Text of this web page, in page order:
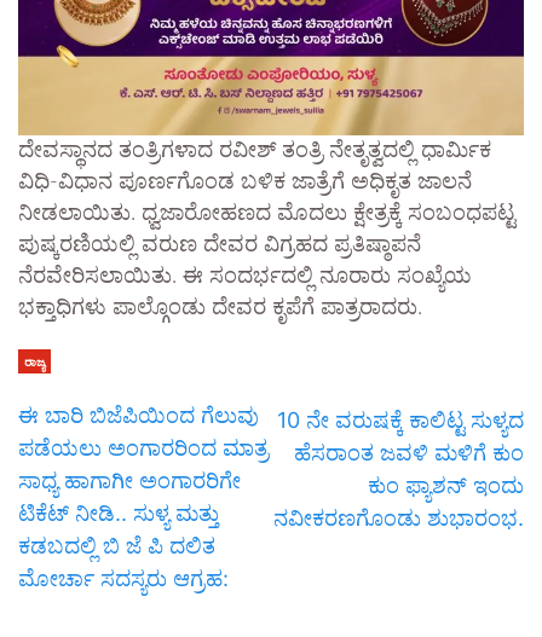
ದೇವಸ್ಥಾನದ ತಂತ್ರಿಗಳಾದ ರವೀಶ್ ತಂತ್ರಿ ನೇತೃತ್ವದಲ್ಲಿ ಧಾರ್ಮಿಕ
ವಿಧಿ-ವಿಧಾನ ಪೂರ್ಣಗೊಂಡ ಬಳಿಕ ಜಾತ್ರೆಗೆ ಅಧಿಕೃತ ಜಾಲನೆ
ನೀಡಲಾಯಿತು. ಧ್ವಜಾರೋಹಣದ ಮೊದಲು ಕ್ಷೇತ್ರಕ್ಕೆ ಸಂಬಂಧಪಟ್ಟ
ಪುಷ್ಕರಣಿಯಲ್ಲಿ ವರುಣ ದೇವರ ವಿಗ್ರಹದ ಪ್ರತಿಷ್ಠಾಪನೆ
ನೆರವೇರಿಸಲಾಯಿತು. ಈ ಸಂದರ್ಭದಲ್ಲಿ ನೂರಾರು ಸಂಖ್ಯೆಯ
ಭಕ್ತಾಧಿಗಳು ಪಾಲ್ಗೊಂಡು ದೇವರ ಕೃಪೆಗೆ ಪಾತ್ರರಾದರು.
ರಾಜ್ಯ
ಈ ಬಾರಿ ಬಿಜೆಪಿಯಿಂದ ಗೆಲುವು
ಪಡೆಯಲು ಅಂಗಾರರಿಂದ ಮಾತ್ರ
ಸಾಧ್ಯ ಹಾಗಾಗೀ ಅಂಗಾರರಿಗೇ
ಟಿಕೆಟ್ ನೀಡಿ.. ಸುಳ್ಯ ಮತ್ತು
ಕಡಬದಲ್ಲಿ ಬಿ ಜೆ ಪಿ ದಲಿತ
ಮೋರ್ಚಾ ಸದಸ್ಯರು ಆಗ್ರಹ:
10 ನೇ ವರುಷಕ್ಕೆ ಕಾಲಿಟ್ಟ ಸುಳ್ಯದ
ಹೆಸರಾಂತ ಜವಳಿ ಮಳಿಗೆ ಕುಂ
ಕುಂ ಫ್ಯಾಶನ್ ಇಂದು
ನವೀಕರಣಗೊಂಡು ಶುಭಾರಂಭ.